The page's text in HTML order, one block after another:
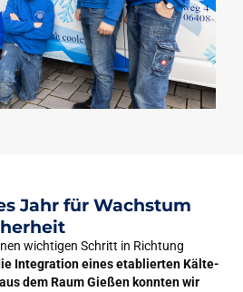
Jahr für Wachstum
wichtigen Schritt in Richtung
Integration eines etablierten Kälte-
dem Raum Gießen konnten wir